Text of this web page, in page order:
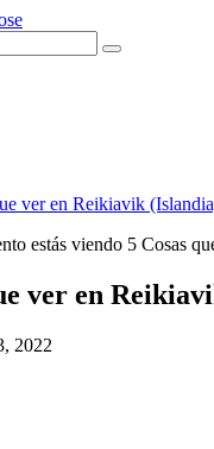
ver en Reikiavik
ver en
2022